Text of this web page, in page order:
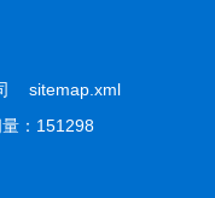
sitemap.xml
：151298